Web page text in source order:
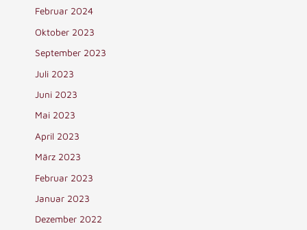
Februar 2024
Oktober 2023
September 2023
Juli 2023
Juni 2023
Mai 2023
April 2023
März 2023
Februar 2023
Januar 2023
Dezember 2022